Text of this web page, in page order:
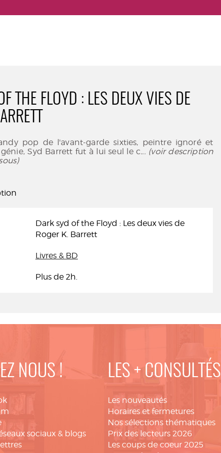
THE FLOYD : LES DEUX VIES DE
pop de l'avant-garde sixties, peintre ignoré et
Syd Barrett fut à lui seul le c... (voir description
Dark syd of the Floyd : Les deux vies de
Roger K. Barrett
Livres & BD
Plus de 2h.
NOUS !
sociaux & blogs
LES + CONSULTÉS
Les nouveautés
Horaires et fermetures
Nos sélections thématiques
Prix des lecteurs 2026
Les coups de coeur 2025